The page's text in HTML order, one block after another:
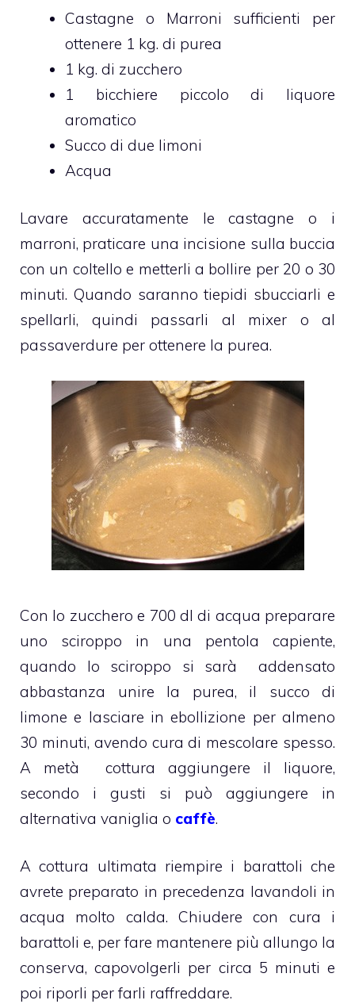
Castagne o Marroni sufficienti per
ottenere 1 kg. di purea
1 kg. di zucchero
1 bicchiere piccolo di liquore
aromatico
Succo di due limoni
Acqua
Lavare accuratamente le castagne o i
marroni, praticare una incisione sulla buccia
con un coltello e metterli a bollire per 20 o 30
minuti. Quando saranno tiepidi sbucciarli e
spellarli, quindi passarli al mixer o al
passaverdure per ottenere la purea.
Con lo zucchero e 700 dl di acqua preparare
uno sciroppo in una pentola capiente,
quando lo sciroppo si sarà addensato
abbastanza unire la purea, il succo di
limone e lasciare in ebollizione per almeno
30 minuti, avendo cura di mescolare spesso.
A metà cottura aggiungere il liquore,
secondo i gusti si può aggiungere in
alternativa vaniglia o caffè.
A cottura ultimata riempire i barattoli che
avrete preparato in precedenza lavandoli in
acqua molto calda. Chiudere con cura i
barattoli e, per fare mantenere più allungo la
conserva, capovolgerli per circa 5 minuti e
poi riporli per farli raffreddare.